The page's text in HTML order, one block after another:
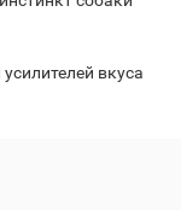
вкуса